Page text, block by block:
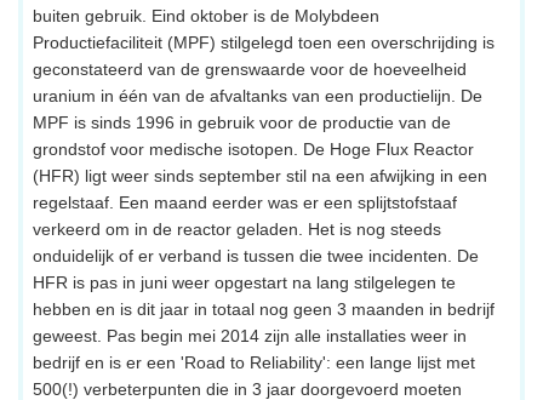
buiten gebruik. Eind oktober is de Molybdeen
Productiefaciliteit (MPF) stilgelegd toen een overschrijding is
geconstateerd van de grenswaarde voor de hoeveelheid
uranium in één van de afvaltanks van een productielijn. De
MPF is sinds 1996 in gebruik voor de productie van de
grondstof voor medische isotopen. De Hoge Flux Reactor
(HFR) ligt weer sinds september stil na een afwijking in een
regelstaaf. Een maand eerder was er een splijtstofstaaf
verkeerd om in de reactor geladen. Het is nog steeds
onduidelijk of er verband is tussen die twee incidenten. De
HFR is pas in juni weer opgestart na lang stilgelegen te
hebben en is dit jaar in totaal nog geen 3 maanden in bedrijf
geweest. Pas begin mei 2014 zijn alle installaties weer in
bedrijf en is er een 'Road to Reliability': een lange lijst met
500(!) verbeterpunten die in 3 jaar doorgevoerd moeten